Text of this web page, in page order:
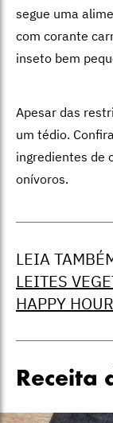
segue uma
com corante
inseto bem
Apesar das
um tédio.
ingredientes de
onívoros.
LEIA
LEITES
HAPPY HOUR
Receita